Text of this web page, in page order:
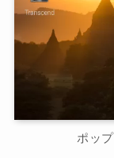
ポッ